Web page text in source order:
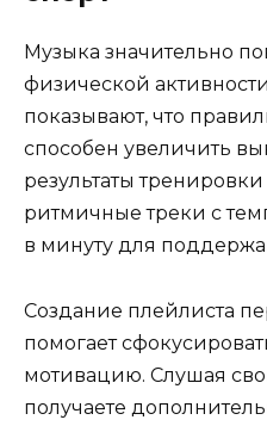
Музыка значительно
физической
показывают, что
способен увеличить
результаты тренировки
ритмичные треки с
в минуту для
Создание плейлиста
помогает
мотивацию. Слушая
получаете